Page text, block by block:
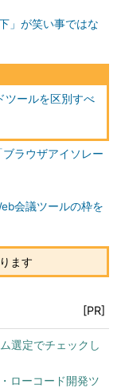
」が笑い事ではな
ツールを区別すべ
ラウザアイソレー
会議ツールの枠を
ます
[PR]
選定でチェックし
ローコード開発ツ